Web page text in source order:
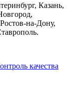
Казань,
на-Дону,
качества